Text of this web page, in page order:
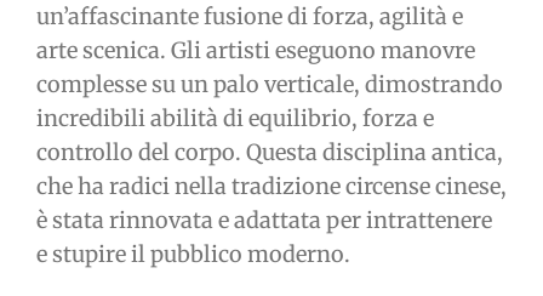
un’affascinante fusione di forza, agilità e
arte scenica. Gli artisti eseguono manovre
complesse su un palo verticale, dimostrando
incredibili abilità di equilibrio, forza e
controllo del corpo. Questa disciplina antica,
che ha radici nella tradizione circense cinese,
è stata rinnovata e adattata per intrattenere
e stupire il pubblico moderno.